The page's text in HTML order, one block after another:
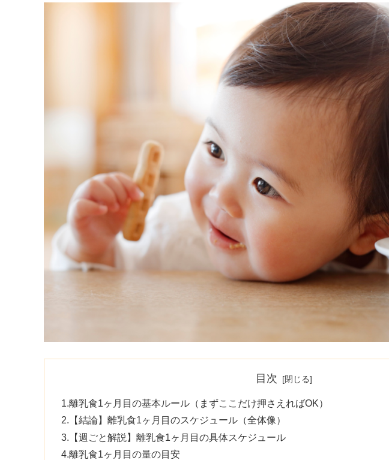
目次
離乳食1ヶ月目の基本ルール（まずここだけ押さえればOK）
【結論】離乳食1ヶ月目のスケジュール（全体像）
【週ごと解説】離乳食1ヶ月目の具体スケジュール
離乳食1ヶ月目の量の目安